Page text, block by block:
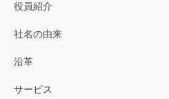
役員紹介
社名の由来
沿革
サービス